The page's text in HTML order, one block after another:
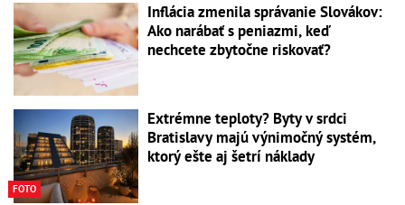
Inflácia zmenila správanie Slovákov:
Ako narábať s peniazmi, keď
nechcete zbytočne riskovať?
FOTO
Extrémne teploty? Byty v srdci
Bratislavy majú výnimočný systém,
ktorý ešte aj šetrí náklady